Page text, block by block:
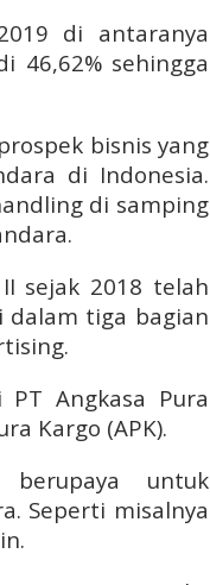
di antaranya
46,62% sehingga
bisnis yang
di Indonesia.
di samping
sejak 2018 telah
dalam tiga bagian
Angkasa Pura
Kargo (APK).
untuk
Seperti misalnya